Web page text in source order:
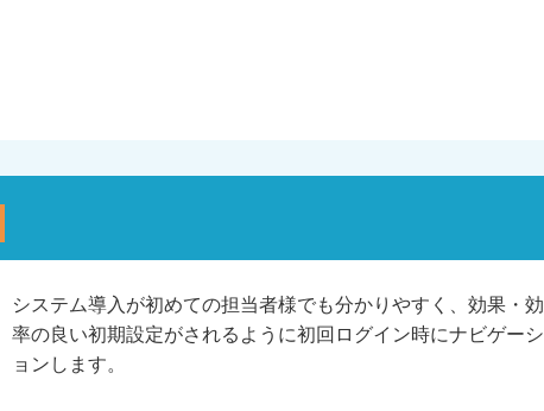
システム導入が初めての担当者様でも分かりやすく、効果・効
率の良い初期設定がされるように初回ログイン時にナビゲーシ
ョンします。